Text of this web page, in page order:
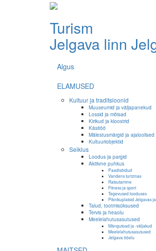
Turism
Jelgava linn
Algus
ELAMUSED
Kultuur ja traditsioonid
Muuseumid ja väljapanekud
Lossid ja mõisad
Kirikud ja kloostrid
Käsitöö
Mälestusmärgid ja
Kultuuriobjektid
Seiklus
Loodus ja pargid
Aktiivne puhkus
Paadisõidud
Vandens turizmas
Ratsutamine
Fitness ja sport
Tegevused looduses
Piknikuplatsid Jelgavas
Talud, tootmisüksused
Tervis ja heaolu
Meelelahutusasutused
Mängutoad ja -väljakud
Meelelahutusasutused
Jelgava ööelu